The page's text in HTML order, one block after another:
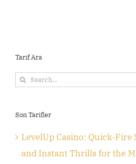
Tarif Ara
Search
Son Tarifler
LevelUp Casino: Quick‑Fire
and Instant Thrills for the